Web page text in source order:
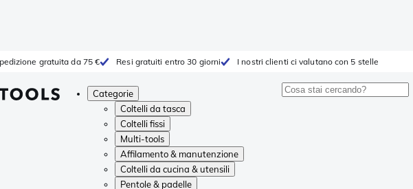
gratuita da 75 € Resi gratuiti entro 30 giorni I nostri clienti ci valutano con 5 stelle
Categorie
Coltelli da tasca
Coltelli fissi
Multi-tools
Affilamento & manutenzione
Coltelli da cucina & utensili
Pentole & padelle